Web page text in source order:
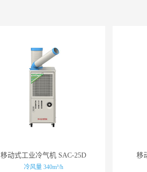
移动式工业冷气机 SAC-25D
冷风量 340m³/h
移